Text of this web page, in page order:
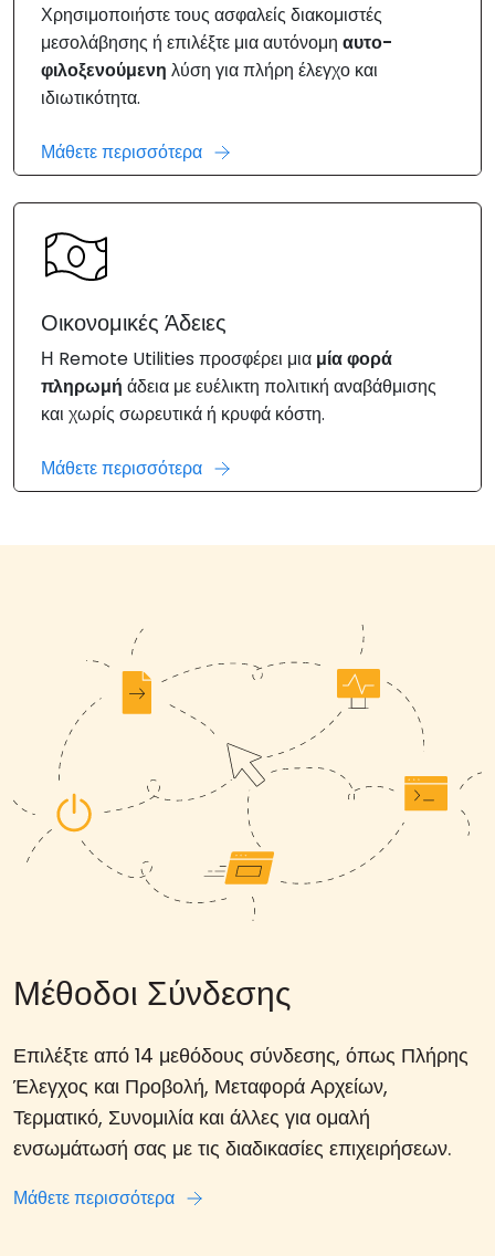
Χρησιμοποιήστε τους ασφαλείς διακομιστές
μεσολάβησης ή επιλέξτε μια αυτόνομη αυτο-
φιλοξενούμενη λύση για πλήρη έλεγχο και
ιδιωτικότητα.
Μάθετε περισσότερα
Οικονομικές Άδειες
Η Remote Utilities προσφέρει μια μία φορά
πληρωμή άδεια με ευέλικτη πολιτική αναβάθμισης
και χωρίς σωρευτικά ή κρυφά κόστη.
Μάθετε περισσότερα
Μέθοδοι Σύνδεσης
Επιλέξτε από 14 μεθόδους σύνδεσης, όπως Πλήρης
Έλεγχος και Προβολή, Μεταφορά Αρχείων,
Τερματικό, Συνομιλία και άλλες για ομαλή
ενσωμάτωσή σας με τις διαδικασίες επιχειρήσεων.
Μάθετε περισσότερα